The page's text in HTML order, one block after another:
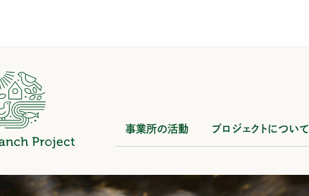
事業所の活動 プロジェクトについて